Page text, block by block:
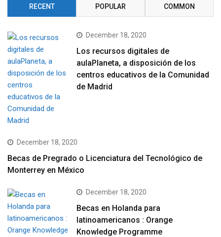
RECENT POPULAR COMMON
December 18, 2020
Los recursos digitales de
aulaPlaneta, a disposición de los
centros educativos de la Comunidad
de Madrid
December 18, 2020
Becas de Pregrado o Licenciatura del Tecnológico de
Monterrey en México
December 18, 2020
Becas en Holanda para
latinoamericanos : Orange
Knowledge Programme